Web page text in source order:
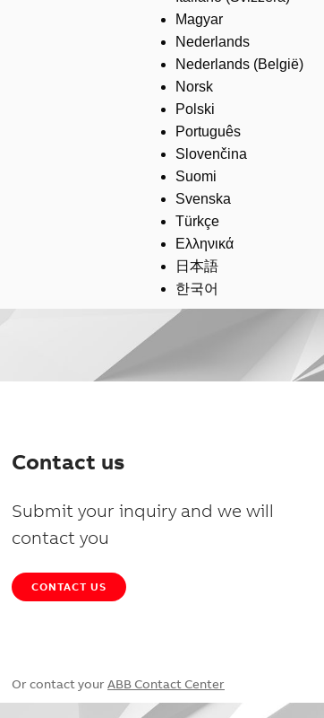
Magyar
Nederlands
Nederlands (België)
Norsk
Polski
Português
Slovenčina
Suomi
Svenska
Türkçe
Ελληνικά
日本語
한국어
Contact us
Submit your inquiry and we will
contact you
CONTACT US
Or contact your ABB Contact Center